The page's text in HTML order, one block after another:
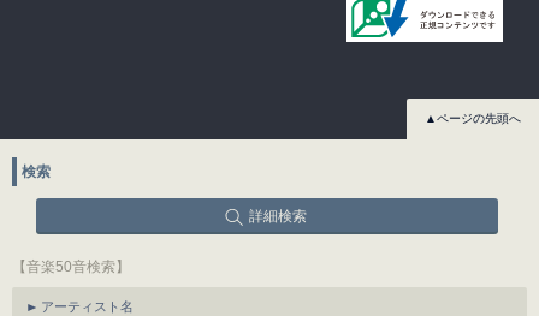
▲ページの先頭へ
検索
詳細検索
【音楽50音検索】
アーティスト名